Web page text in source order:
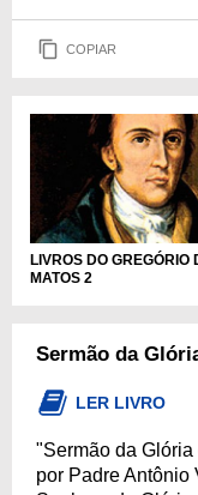
COPIAR
LIVROS DO GREGÓRIO
MATOS 2
Sermão da
LER LIVRO
"Sermão da
por Padre Antônio